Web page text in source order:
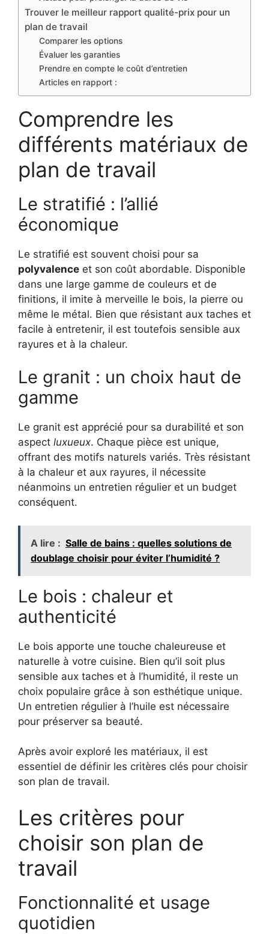
Trouver le meilleur rapport qualité-prix pour un
plan de travail
Comparer les options
Évaluer les garanties
Prendre en compte le coût d’entretien
Articles en rapport :
Comprendre les
différents matériaux de
plan de travail
Le stratifié : l’allié
économique
Le stratifié est souvent choisi pour sa
polyvalence et son coût abordable. Disponible
dans une large gamme de couleurs et de
finitions, il imite à merveille le bois, la pierre ou
même le métal. Bien que résistant aux taches et
facile à entretenir, il est toutefois sensible aux
rayures et à la chaleur.
Le granit : un choix haut de
gamme
Le granit est apprécié pour sa durabilité et son
aspect luxueux. Chaque pièce est unique,
offrant des motifs naturels variés. Très résistant
à la chaleur et aux rayures, il nécessite
néanmoins un entretien régulier et un budget
conséquent.
A lire : Salle de bains : quelles solutions de
doublage choisir pour éviter l’humidité ?
Le bois : chaleur et
authenticité
Le bois apporte une touche chaleureuse et
naturelle à votre cuisine. Bien qu’il soit plus
sensible aux taches et à l’humidité, il reste un
choix populaire grâce à son esthétique unique.
Un entretien régulier à l’huile est nécessaire
pour préserver sa beauté.
Après avoir exploré les matériaux, il est
essentiel de définir les critères clés pour choisir
son plan de travail.
Les critères pour
choisir son plan de
travail
Fonctionnalité et usage
quotidien